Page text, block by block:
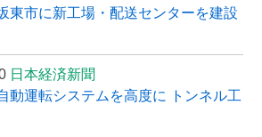
東市に新工場・配送センターを建設
日本経済新聞
動運転システムを高度に トンネル工